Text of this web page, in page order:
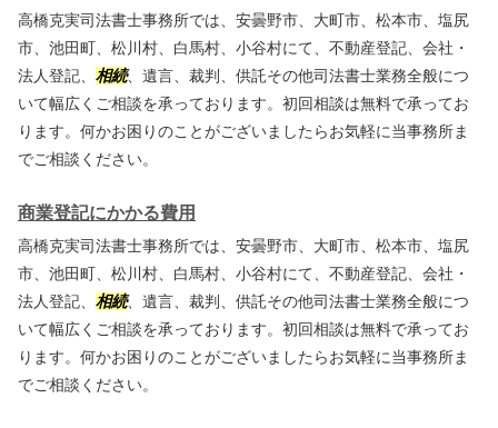
高橋克実司法書士事務所では、安曇野市、大町市、松本市、塩尻
市、池田町、松川村、白馬村、小谷村にて、不動産登記、会社・
法人登記、 相続、遺言、裁判、供託その他司法書士業務全般につ
いて幅広くご相談を承っております。初回相談は無料で承ってお
ります。何かお困りのことがございましたらお気軽に当事務所ま
でご相談ください。
商業登記にかかる費用
高橋克実司法書士事務所では、安曇野市、大町市、松本市、塩尻
市、池田町、松川村、白馬村、小谷村にて、不動産登記、会社・
法人登記、 相続、遺言、裁判、供託その他司法書士業務全般につ
いて幅広くご相談を承っております。初回相談は無料で承ってお
ります。何かお困りのことがございましたらお気軽に当事務所ま
でご相談ください。